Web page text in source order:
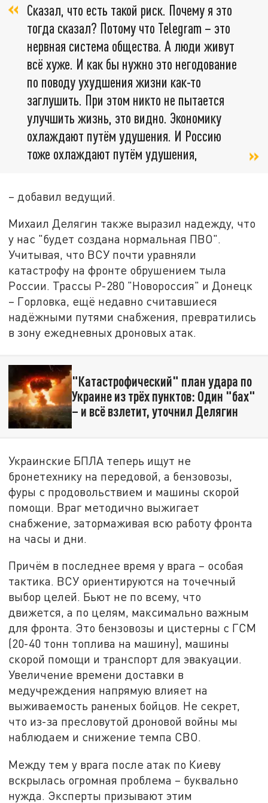
Сказал, что есть такой риск. Почему я это
тогда сказал? Потому что Telegram – это
нервная система общества. А люди живут
всё хуже. И как бы нужно это негодование
по поводу ухудшения жизни как-то
заглушить. При этом никто не пытается
улучшить жизнь, это видно. Экономику
охлаждают путём удушения. И Россию
тоже охлаждают путём удушения,
– добавил ведущий.
Михаил Делягин также выразил надежду, что
у нас "будет создана нормальная ПВО".
Учитывая, что ВСУ почти уравняли
катастрофу на фронте обрушением тыла
России. Трассы Р-280 "Новороссия" и Донецк
– Горловка, ещё недавно считавшиеся
надёжными путями снабжения, превратились
в зону ежедневных дроновых атак.
"Катастрофический" план удара по
Украине из трёх пунктов: Один "бах"
– и всё взлетит, уточнил Делягин
Украинские БПЛА теперь ищут не
бронетехнику на передовой, а бензовозы,
фуры с продовольствием и машины скорой
помощи. Враг методично выжигает
снабжение, затормаживая всю работу фронта
на часы и дни.
Причём в последнее время у врага – особая
тактика. ВСУ ориентируются на точечный
выбор целей. Бьют не по всему, что
движется, а по целям, максимально важным
для фронта. Это бензовозы и цистерны с ГСМ
(20-40 тонн топлива на машину), машины
скорой помощи и транспорт для эвакуации.
Увеличение времени доставки в
медучреждения напрямую влияет на
выживаемость раненых бойцов. Не секрет,
что из-за пресловутой дроновой войны мы
наблюдаем и снижение темпа СВО.
Между тем у врага после атак по Киеву
вскрылась огромная проблема – буквально
нужда. Эксперты призывают этим